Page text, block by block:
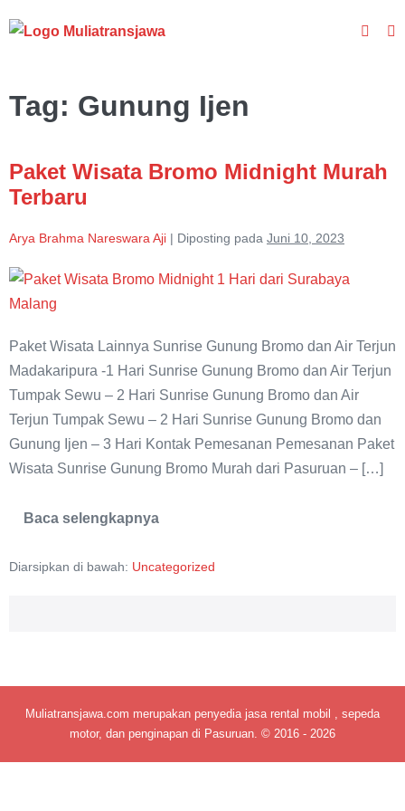
ke
Toggle
Tag: Gunung Ijen
Paket Wisata Bromo Midnight Murah
Terbaru
Arya Brahma Nareswara Aji | Diposting pada Juni 10, 2023
Paket
Wisata
Midnight
Murah
Terbaru
Paket Wisata Lainnya Sunrise Gunung Bromo dan Air Terjun
Madakaripura -1 Hari Sunrise Gunung Bromo dan Air Terjun
Tumpak Sewu – 2 Hari Sunrise Gunung Bromo dan Air
Terjun Tumpak Sewu – 2 Hari Sunrise Gunung Bromo dan
Gunung Ijen – 3 Hari Kontak Pemesanan Pemesanan Paket
Wisata Sunrise Gunung Bromo Murah dari Pasuruan – […]
Baca selengkapnya
Paket
Midnight
Diarsipkan di bawah: Uncategorized
Muliatransjawa.com merupakan penyedia jasa rental mobil , sepeda
motor, dan penginapan di Pasuruan. © 2016 - 2026